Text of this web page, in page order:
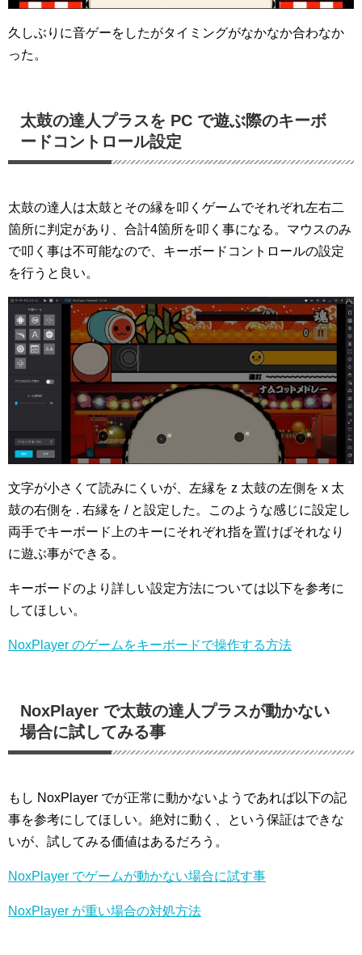
久しぶりに音ゲーをしたがタイミングがなかなか合わなか
った。
太鼓の達人プラスを PC で遊ぶ際のキーボ
ードコントロール設定
太鼓の達人は太鼓とその縁を叩くゲームでそれぞれ左右二
箇所に判定があり、合計4箇所を叩く事になる。マウスのみ
で叩く事は不可能なので、キーボードコントロールの設定
を行うと良い。
文字が小さくて読みにくいが、左縁を z 太鼓の左側を x 太
鼓の右側を . 右縁を / と設定した。このような感じに設定し
両手でキーボード上のキーにそれぞれ指を置けばそれなり
に遊ぶ事ができる。
キーボードのより詳しい設定方法については以下を参考に
してほしい。
NoxPlayer のゲームをキーボードで操作する方法
NoxPlayer で太鼓の達人プラスが動かない
場合に試してみる事
もし NoxPlayer でが正常に動かないようであれば以下の記
事を参考にしてほしい。絶対に動く、という保証はできな
いが、試してみる価値はあるだろう。
NoxPlayer でゲームが動かない場合に試す事
NoxPlayer が重い場合の対処方法